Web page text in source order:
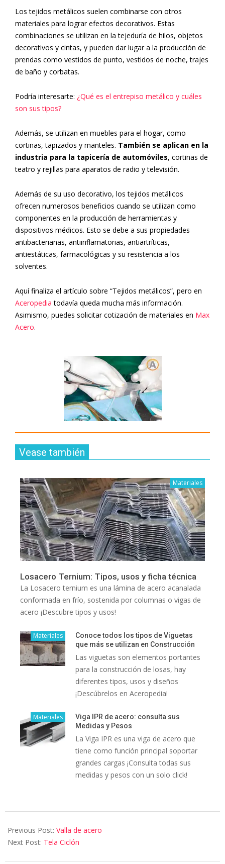
Los tejidos metálicos suelen combinarse con otros
materiales para lograr efectos decorativos. Estas
combinaciones se utilizan en la tejeduría de hilos, objetos
decorativos y cintas, y pueden dar lugar a la producción de
prendas como vestidos de punto, vestidos de noche, trajes
de baño y corbatas.
Podría interesarte: ¿Qué es el entrepiso metálico y cuáles
son sus tipos?
Además, se utilizan en muebles para el hogar, como
cortinas, tapizados y manteles. También se aplican en la
industria para la tapicería de automóviles, cortinas de
teatro y rejillas para aparatos de radio y televisión.
Además de su uso decorativo, los tejidos metálicos
ofrecen numerosos beneficios cuando se utilizan como
componentes en la producción de herramientas y
dispositivos médicos. Esto se debe a sus propiedades
antibacterianas, antiinflamatorias, antiartríticas,
antiestáticas, farmacológicas y su resistencia a los
solventes.
Aquí finaliza el artículo sobre “Tejidos metálicos”, pero en
Aceropedia todavía queda mucha más información.
Asimismo, puedes solicitar cotización de materiales en Max
Acero.
Vease también
Materiales
Losacero Ternium: Tipos, usos y ficha técnica
La Losacero ternium es una lámina de acero acanalada
conformada en frío, sostenida por columnas o vigas de
acero ¡Descubre tipos y usos!
Materiales
Conoce todos los tipos de Viguetas
que más se utilizan en Construcción
Las viguetas son elementos portantes
para la construcción de losas, hay
diferentes tipos, usos y diseños
¡Descúbrelos en Aceropedia!
Materiales
Viga IPR de acero: consulta sus
Medidas y Pesos
La Viga IPR es una viga de acero que
tiene como función principal soportar
grandes cargas ¡Consulta todas sus
medidas y pesos con un solo click!
Previous Post: Valla de acero
Next Post: Tela Ciclón